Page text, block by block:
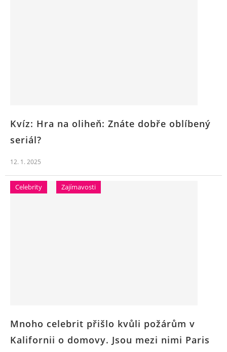
Kvíz: Hra na oliheň: Znáte dobře oblíbený
seriál?
12. 1. 2025
Celebrity Zajímavosti
Mnoho celebrit přišlo kvůli požárům v
Kalifornii o domovy. Jsou mezi nimi Paris